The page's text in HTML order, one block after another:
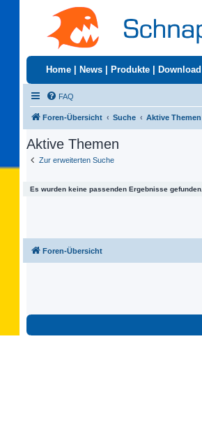
Home News Produkte Download
FAQ
Foren-Übersicht Suche Aktive Themen
Aktive Themen
Zur erweiterten Suche
Es wurden keine passenden Ergebnisse gefunden.
Foren-Übersicht